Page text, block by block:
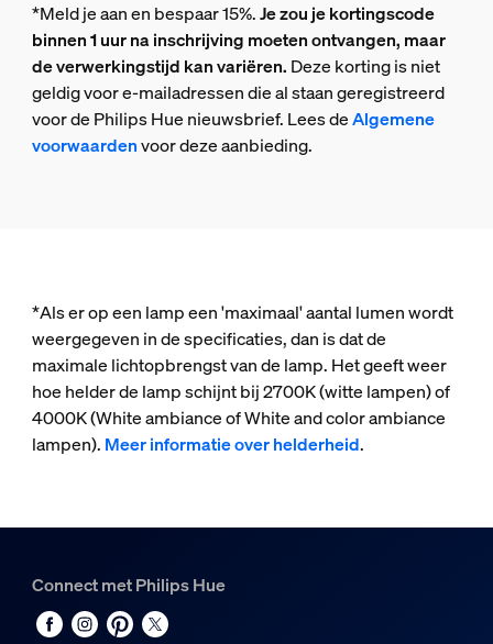
*Meld je aan en bespaar 15%.Je zou je kortingscode
binnen 1 uur na inschrijving moeten ontvangen, maar
de verwerkingstijd kan variëren. Deze korting is niet
geldig voor e-mailadressen die al staan geregistreerd
voor de Philips Hue nieuwsbrief. Lees deAlgemene
voorwaardenvoor deze aanbieding.
*Als er op een lamp een 'maximaal' aantal lumen wordt
weergegeven in de specificaties, dan is dat de
maximale lichtopbrengst van de lamp. Het geeft weer
hoe helder de lamp schijnt bij 2700K (witte lampen) of
4000K (White ambiance of White and color ambiance
lampen). Meer informatie over helderheid.
Connect met Philips Hue